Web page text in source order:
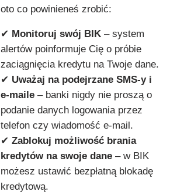
oto co powinieneś zrobić:
✔ Monitoruj swój BIK – system
alertów poinformuje Cię o próbie
zaciągnięcia kredytu na Twoje dane.
✔ Uważaj na podejrzane SMS-y i
e-maile – banki nigdy nie proszą o
podanie danych logowania przez
telefon czy wiadomość e-mail.
✔ Zablokuj możliwość brania
kredytów na swoje dane – w BIK
możesz ustawić bezpłatną blokadę
kredytową.